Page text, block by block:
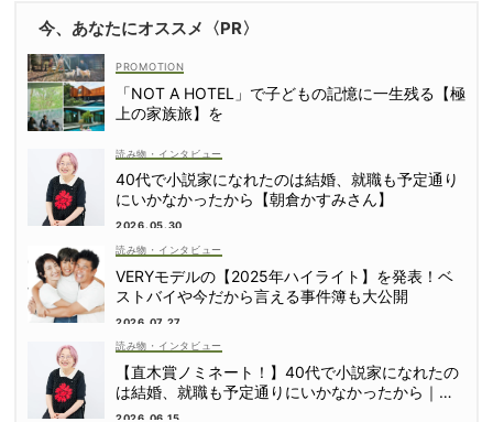
今、あなたにオススメ〈PR〉
「NOT A HOTEL」で子どもの記憶に一生残る【極
上の家族旅】を
読み物・インタビュー
40代で小説家になれたのは結婚、就職も予定通り
にいかなかったから【朝倉かすみさん】
2026.05.30
読み物・インタビュー
VERYモデルの【2025年ハイライト】を発表！ベ
ストバイや今だから言える事件簿も大公開
2026.07.27
読み物・インタビュー
【直木賞ノミネート！】40代で小説家になれたの
は結婚、就職も予定通りにいかなかったから｜朝
倉かすみさん
2026.06.15